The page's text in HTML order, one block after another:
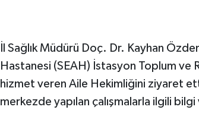
İl Sağlık Müdürü Doç. Dr. Kayhan
Hastanesi (SEAH) İstasyon Toplum ve
hizmet veren Aile Hekimliğini ziyaret
merkezde yapılan çalışmalarla ilgili